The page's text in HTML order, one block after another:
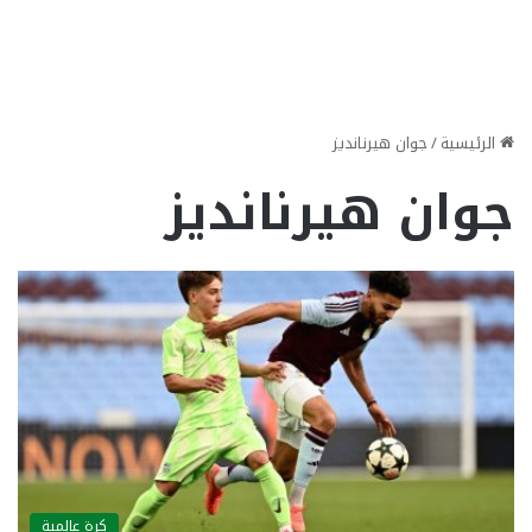
الرئيسية/جوان هيرنانديز
جوان هيرنانديز
كرة عالمية